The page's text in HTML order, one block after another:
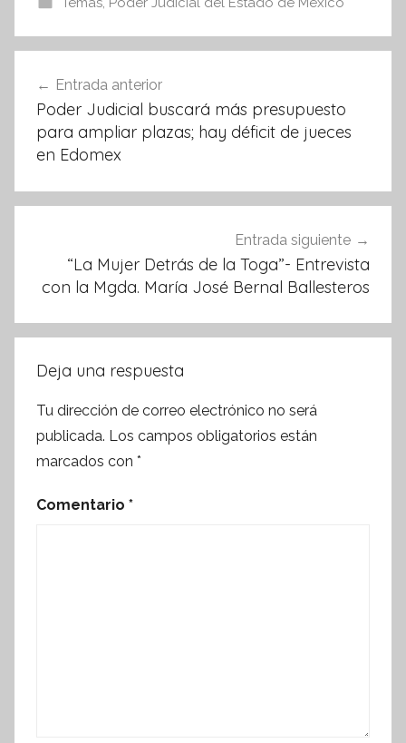
b
o
k
A
p
de
entradas
Entrada anterior
Poder Judicial buscará más presupuesto
para ampliar plazas; hay déficit de jueces
en Edomex
Entrada siguiente
“La Mujer Detrás de la Toga”- Entrevista
con la Mgda. María José Bernal Ballesteros
Deja una respuesta
Tu dirección de correo electrónico no será
publicada. Los campos obligatorios están
marcados con *
Comentario *